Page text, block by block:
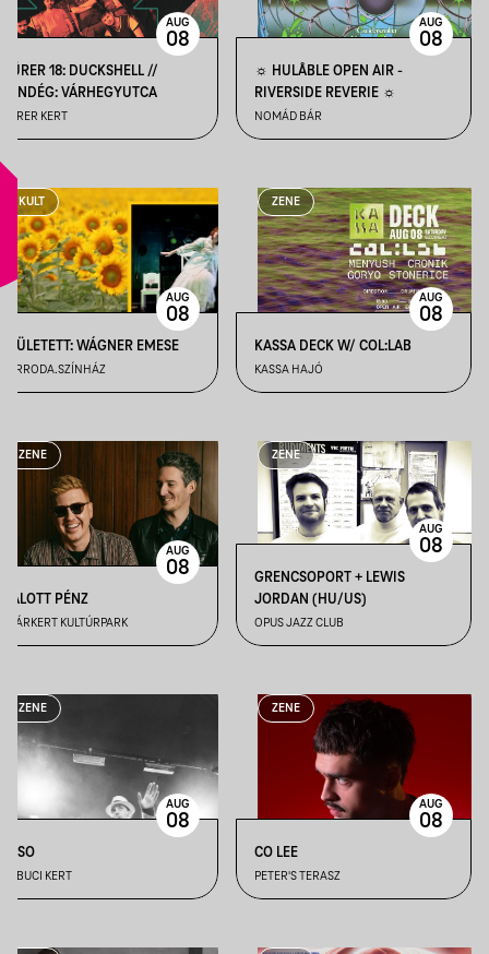
DÜRER 18: DUCKSHELL //
VENDÉG: VÁRHEGYUTCA
DÜRER KERT
AUG
08
☼ HULÅBLE OPEN AIR -
RIVERSIDE REVERIE ☼
NOMÁD BÁR
AUG
08
KULT
SZÜLETETT: WÁGNER EMESE
VARRODA.SZÍNHÁZ
AUG
08
ZENE
KASSA DECK W/ COL:LAB
KASSA HAJÓ
AUG
08
ZENE
HALOTT PÉNZ
GYÁRKERT KULTÚRPARK
AUG
08
ZENE
GRENCSOPORT + LEWIS
JORDAN (HU/US)
OPUS JAZZ CLUB
AUG
08
ZENE
PASO
KOBUCI KERT
AUG
08
ZENE
CO LEE
PETER'S TERASZ
AUG
08